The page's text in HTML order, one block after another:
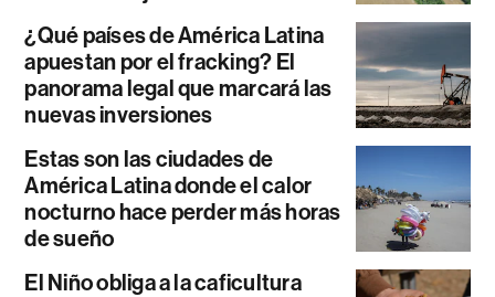
¿Qué países de América Latina
apuestan por el fracking? El
panorama legal que marcará las
nuevas inversiones
Estas son las ciudades de
América Latina donde el calor
nocturno hace perder más horas
de sueño
El Niño obliga a la caficultura